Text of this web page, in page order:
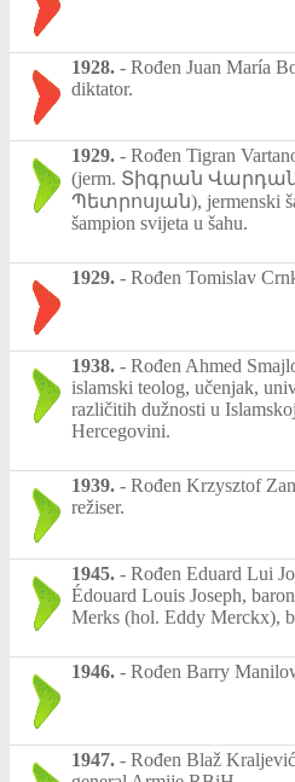
1928. - Rođen Juan María
diktator.
1929. - Rođen Tigran
(jerm. Տիգրան
Պետրոսյան), jermenski
šampion svijeta u šahu.
1929. - Rođen Tomislav
1938. - Rođen Ahmed
islamski teolog, učenjak,
različitih dužnosti u
Hercegovini.
1939. - Rođen Krzysztof
režiser.
1945. - Rođen Eduard Lui
Édouard Louis Joseph,
Merks (hol. Eddy Merckx),
1946. - Rođen Barry
1947. - Rođen Blaž